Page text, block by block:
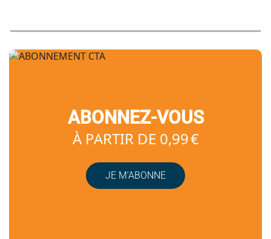
ABONNEZ-VOUS
À PARTIR DE 0,99 €
JE M’ABONNE